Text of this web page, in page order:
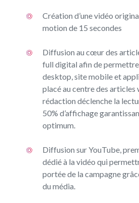
Création d’une vidéo
motion de 15 secondes
Diffusion au cœur des
full digital afin de
desktop, site mobile et
placé au centre des articles
rédaction déclenche la
50% d’affichage
optimum.
Diffusion sur YouTube,
dédié à la vidéo qui
portée de la campagne
du média.